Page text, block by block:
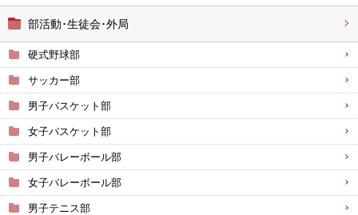
部活動･生徒会･外局
硬式野球部
サッカー部
男子バスケット部
女子バスケット部
男子バレーボール部
女子バレーボール部
男子テニス部